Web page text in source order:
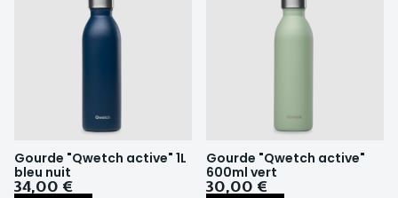
Gourde "Qwetch active" 1L
bleu nuit
34,00 €
Gourde "Qwetch active"
600ml vert
30,00 €